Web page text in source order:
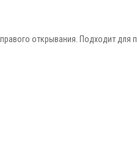
открывания. Подходит